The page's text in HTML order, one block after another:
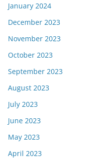
January 2024
December 2023
November 2023
October 2023
September 2023
August 2023
July 2023
June 2023
May 2023
April 2023